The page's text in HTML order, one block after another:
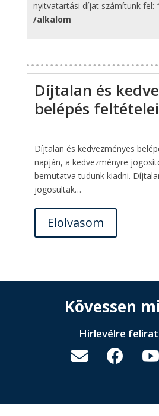
nyitvatartási díjat számítunk fel:
/alkalom
Díjtalan és
belépés feltételei
Díjtalan és kedvezményes
napján, a kedvezményre
bemutatva tudunk kiadni.
jogosultak…
Elolvasom
Kövessen
Hirlevélre
  